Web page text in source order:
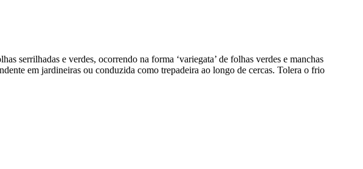
serrilhadas e verdes, ocorrendo na forma ‘variegata’ de folhas verdes e manchas
em jardineiras ou conduzida como trepadeira ao longo de cercas. Tolera o frio